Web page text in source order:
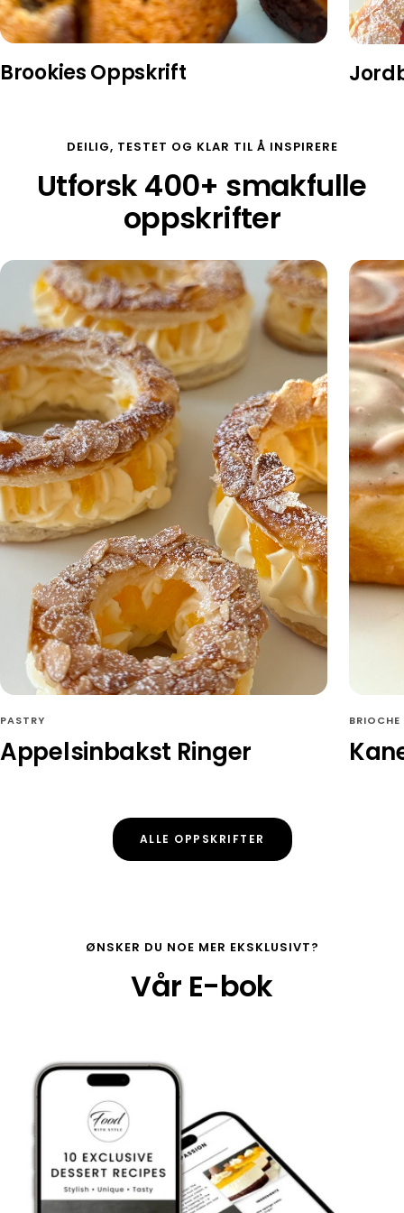
Brookies Oppskrift
DEILIG, TESTET OG KLAR TIL Å INSPIRERE
Utforsk 400+ smakfulle
oppskrifter
PASTRY
Appelsinbakst Ringer
BRIOCHE
ALLE OPPSKRIFTER
ØNSKER DU NOE MER EKSKLUSIVT?
Vår E-bok